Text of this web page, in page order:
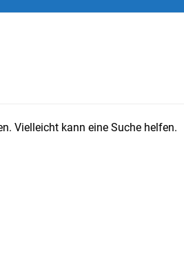
Vielleicht kann eine Suche helfen.